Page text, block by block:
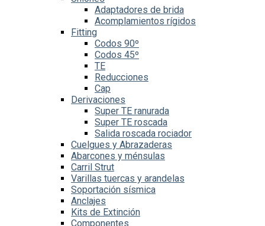
Adaptadores de brida
Acomplamientos rígidos
Fitting
Codos 90º
Codos 45º
TE
Reducciones
Cap
Derivaciones
Super TE ranurada
Super TE roscada
Salida roscada rociador
Cuelgues y Abrazaderas
Abarcones y ménsulas
Carril Strut
Varillas tuercas y arandelas
Soportación sísmica
Anclajes
Kits de Extinción
Componentes